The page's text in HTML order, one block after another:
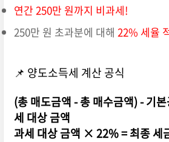
연간 250만 원까지 비과세!
250만 원 초과분에 대해 22% 세율
📌 양도소득세 계산 공식
(총 매도금액 - 총 매수금액) - 기
세 대상 금액
과세 대상 금액 × 22% = 최종 세